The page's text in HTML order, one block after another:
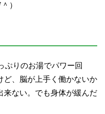
）
りのお湯でパワー回
ど、脳が上手く働かないか
来ない。でも身体が緩んだ